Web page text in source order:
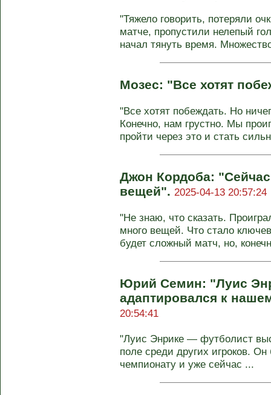
"Тяжело говорить, потеряли
матче, пропустили нелепый
начал тянуть время.
Мозес: "Все хотят
"Все хотят побеждать. Но
Конечно, нам грустно. Мы
пройти через это и стать
Джон Кордоба:
вещей". 2025-04-13 20:57:24
"Не знаю, что сказать.
много вещей. Что стало
будет сложный матч, но,
Юрий Семин: "Луис
адаптировался к
20:54:41
"Луис Энрике — футболист
поле среди других игроков.
чемпионату и уже сейчас ...